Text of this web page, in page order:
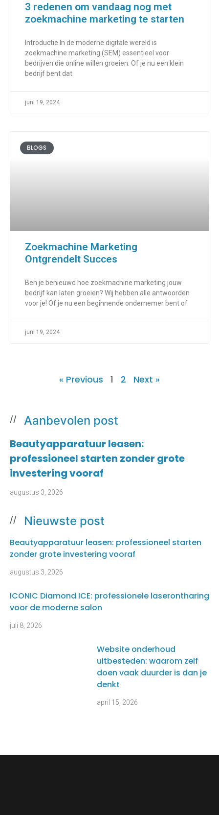
3 redenen om vandaag nog met
zoekmachine marketing te starten
Introductie In de moderne digitale wereld is
zoekmachine marketing (SEM) essentieel voor
bedrijven die online willen groeien. Of je nu een klein
bedrijf bent dat
juni 19, 2024
BLOGS
Zoekmachine Marketing
Ontgrendelt Succes
Ben je benieuwd hoe zoekmachine marketing jouw
bedrijf kan laten groeien? Wij hebben alle antwoorden
voor je! Of je nu een beginnende ondernemer bent of
juni 19, 2024
« Previous 1 2 Next »
// Aanbevolen post
Beautyapparatuur leasen:
professioneel starten zonder grote
investering vooraf
augustus 3, 2026
// Nieuwste post
Beautyapparatuur leasen: professioneel starten
zonder grote investering vooraf
augustus 3, 2026
ICONIC Diamond ICE: professionele laserontharing
voor de moderne salon
juli 8, 2026
Website onderhoud
uitbesteden: waarom zelf
doen vaak duurder is dan je
denkt
april 15, 2026